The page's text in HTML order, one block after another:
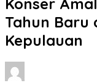
Tahun Baru
Kepulauan